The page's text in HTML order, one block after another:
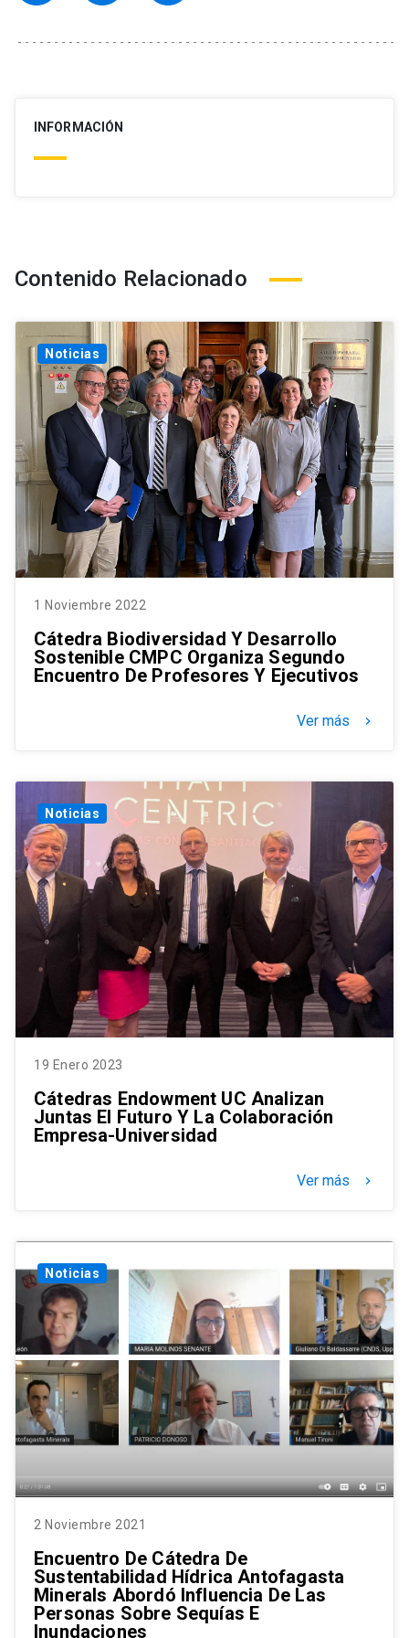
INFORMACIÓN
Contenido Relacionado
Noticias
1 Noviembre 2022
Cátedra Biodiversidad Y Desarrollo
Sostenible CMPC Organiza Segundo
Encuentro De Profesores Y Ejecutivos
Ver más keyboard_arrow_right
Noticias
19 Enero 2023
Cátedras Endowment UC Analizan
Juntas El Futuro Y La Colaboración
Empresa-Universidad
Ver más keyboard_arrow_right
Noticias
2 Noviembre 2021
Encuentro De Cátedra De
Sustentabilidad Hídrica Antofagasta
Minerals Abordó Influencia De Las
Personas Sobre Sequías E
Inundaciones